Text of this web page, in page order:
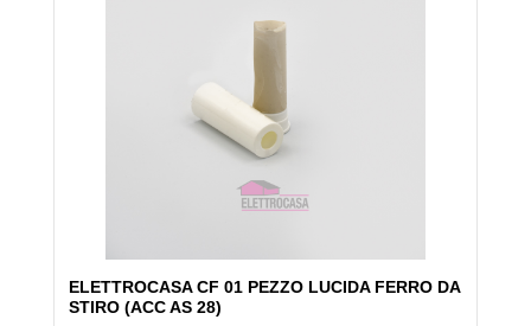
ELETTROCASA CF 01 PEZZO LUCIDA FERRO DA
STIRO (ACC AS 28)